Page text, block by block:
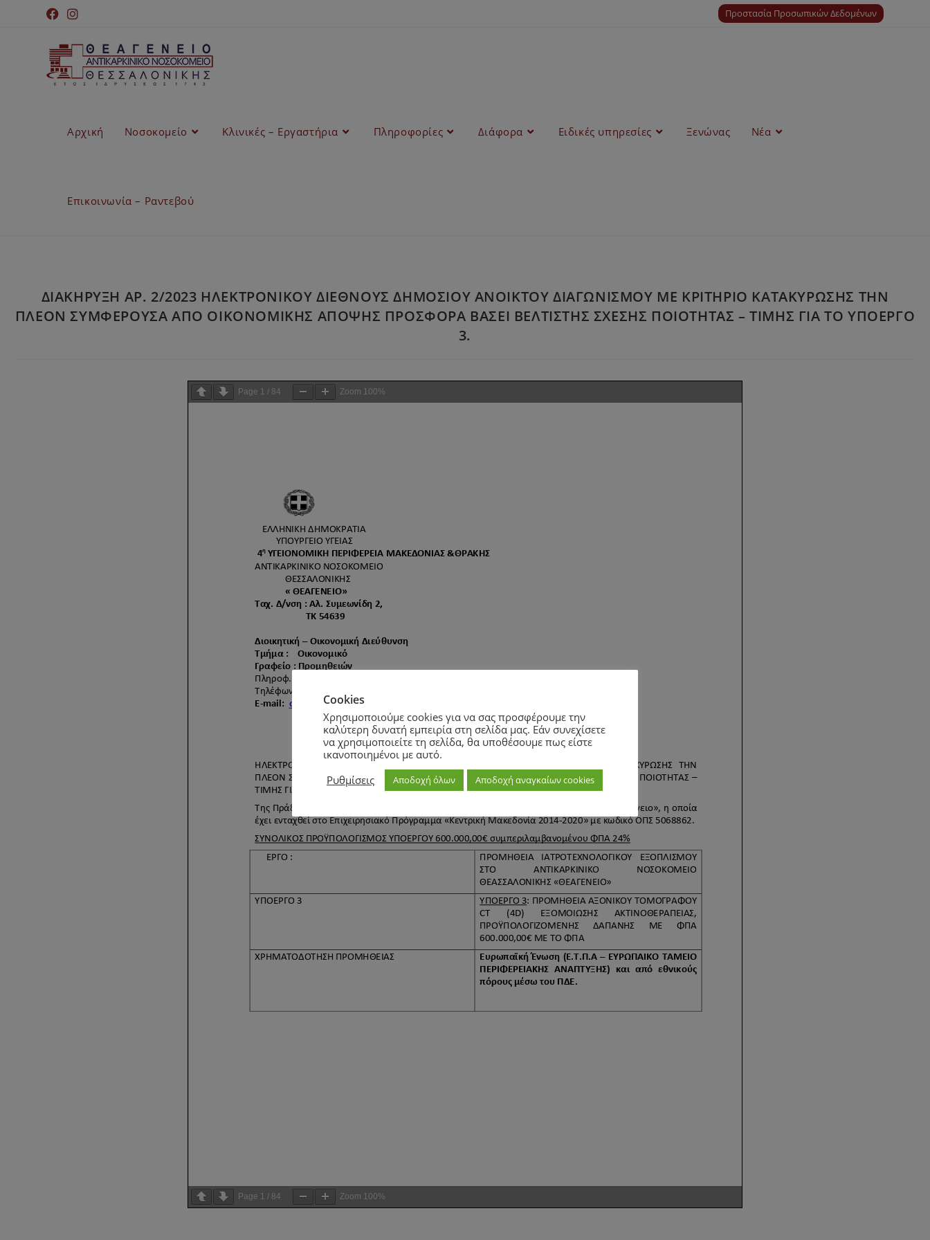
Προστασία Προσωπικών Δεδομένων
Αρχική Νοσοκομείο Κλινικές – Εργαστήρια Πληροφορίες Διάφορα Ειδικές υπηρεσίες Ξενώνας Νέα
Επικοινωνία – Ραντεβού
ΔΙΑΚΗΡΥΞΗ ΑΡ. 2/2023 ΗΛΕΚΤΡΟΝΙΚΟΥ ΔΙΕΘΝΟΥΣ ΔΗΜΟΣΙΟΥ ΑΝΟΙΚΤΟΥ ΔΙΑΓΩΝΙΣΜΟΥ ΜΕ ΚΡΙΤΗΡΙΟ ΚΑΤΑΚΥΡΩΣΗΣ ΤΗΝ
ΠΛΕΟΝ ΣΥΜΦΕΡΟΥΣΑ ΑΠΟ ΟΙΚΟΝΟΜΙΚΗΣ ΑΠΟΨΗΣ ΠΡΟΣΦΟΡΑ ΒΑΣΕΙ ΒΕΛΤΙΣΤΗΣ ΣΧΕΣΗΣ ΠΟΙΟΤΗΤΑΣ – ΤΙΜΗΣ ΓΙΑ ΤO ΥΠΟΕΡΓO
3.
Page 1 / 84 Zoom 100%
Page 1 / 84 Zoom 100%
Cookies
Χρησιμοποιούμε cookies για να σας προσφέρουμε την
καλύτερη δυνατή εμπειρία στη σελίδα μας. Εάν συνεχίσετε
να χρησιμοποιείτε τη σελίδα, θα υποθέσουμε πως είστε
ικανοποιημένοι με αυτό.
Ρυθμίσεις
Αποδοχή όλων Αποδοχή αναγκαίων cookies